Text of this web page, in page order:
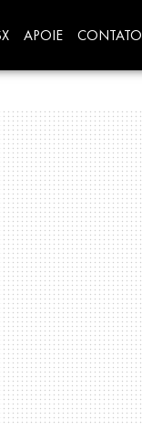
APOIE CONTATO